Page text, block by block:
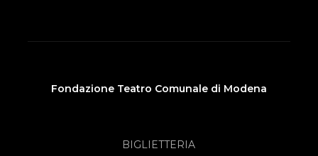
Fondazione Teatro Comunale di Modena
BIGLIETTERIA